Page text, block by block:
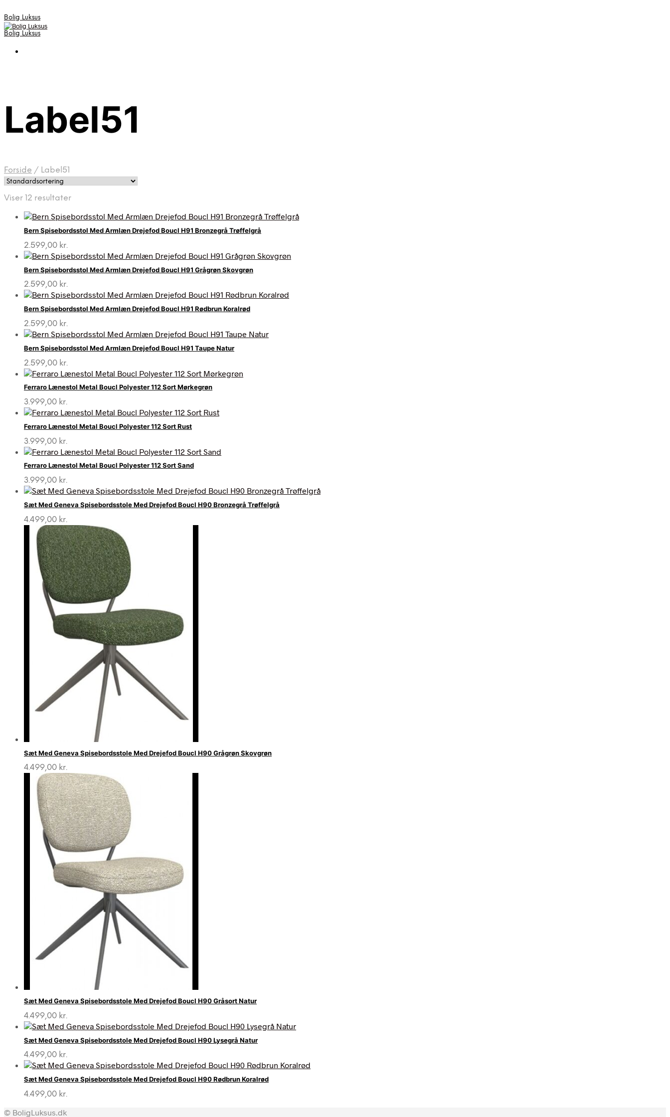
Bolig Luksus
Bolig Luksus
Label51
Forside / Label51
Viser 12 resultater
Bern Spisebordsstol Med Armlæn Drejefod Boucl H91 Bronzegrå Trøffelgrå
2.599,00 kr.
Bern Spisebordsstol Med Armlæn Drejefod Boucl H91 Grågrøn Skovgrøn
2.599,00 kr.
Bern Spisebordsstol Med Armlæn Drejefod Boucl H91 Rødbrun Koralrød
2.599,00 kr.
Bern Spisebordsstol Med Armlæn Drejefod Boucl H91 Taupe Natur
2.599,00 kr.
Ferraro Lænestol Metal Boucl Polyester 112 Sort Mørkegrøn
3.999,00 kr.
Ferraro Lænestol Metal Boucl Polyester 112 Sort Rust
3.999,00 kr.
Ferraro Lænestol Metal Boucl Polyester 112 Sort Sand
3.999,00 kr.
Sæt Med Geneva Spisebordsstole Med Drejefod Boucl H90 Bronzegrå Trøffelgrå
4.499,00 kr.
Sæt Med Geneva Spisebordsstole Med Drejefod Boucl H90 Grågrøn Skovgrøn
4.499,00 kr.
Sæt Med Geneva Spisebordsstole Med Drejefod Boucl H90 Gråsort Natur
4.499,00 kr.
Sæt Med Geneva Spisebordsstole Med Drejefod Boucl H90 Lysegrå Natur
4.499,00 kr.
Sæt Med Geneva Spisebordsstole Med Drejefod Boucl H90 Rødbrun Koralrød
4.499,00 kr.
© BoligLuksus.dk